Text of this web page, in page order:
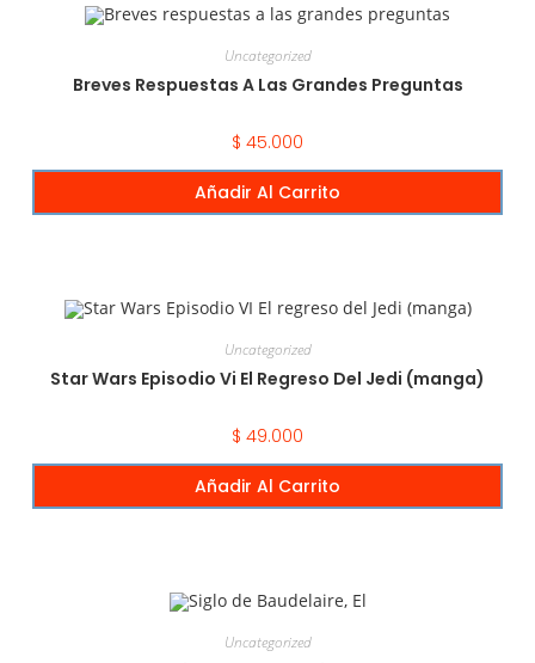
Uncategorized
Breves Respuestas A Las Grandes Preguntas
$ 45.000
Añadir Al Carrito
Uncategorized
Star Wars Episodio Vi El Regreso Del Jedi (manga)
$ 49.000
Añadir Al Carrito
Uncategorized